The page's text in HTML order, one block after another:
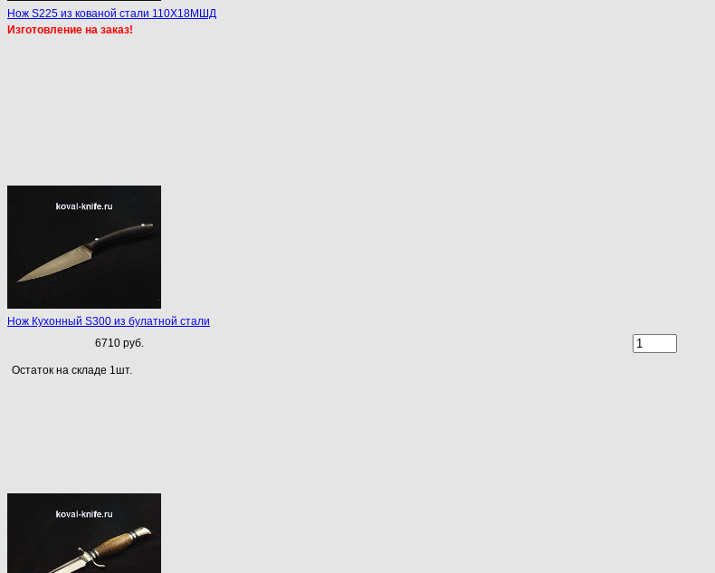
Нож S225 из кованой стали 110Х18МШД
Изготовление на заказ!
Нож Кухонный S300 из булатной стали
6710 руб.
Остаток на складе 1шт.